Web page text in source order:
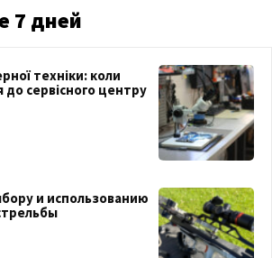
7 дней
техніки: коли
до сервісного центру
и использованию